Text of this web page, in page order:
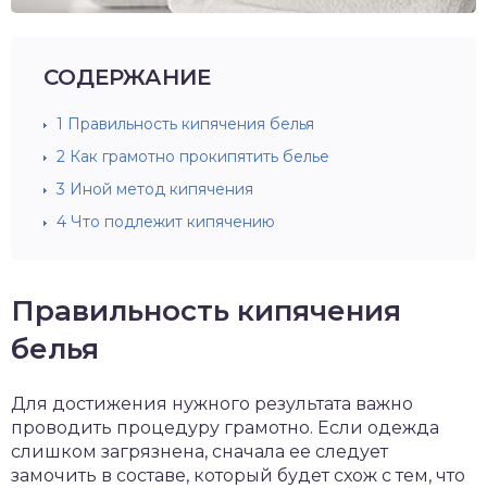
СОДЕРЖАНИЕ
1 Правильность кипячения белья
2 Как грамотно прокипятить белье
3 Иной метод кипячения
4 Что подлежит кипячению
Правильность кипячения
белья
Для достижения нужного результата важно
проводить процедуру грамотно. Если одежда
слишком загрязнена, сначала ее следует
замочить в составе, который будет схож с тем, что